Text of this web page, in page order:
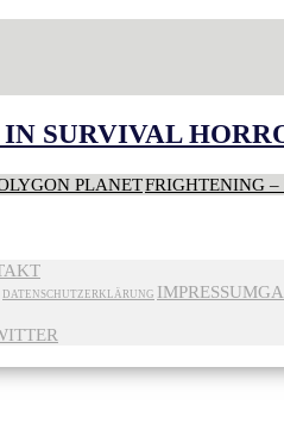
SURVIVAL
PLANETFRIGHTENING
DATENSCHUTZERKLÄRUNG IMPRESSUM